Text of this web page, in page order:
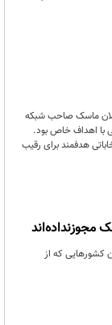
ماسک صاحب شبکه
با اهداف خاص بود.
هدفمند برای رقیب
مجوزنداده‌اند
کشور‌هایی که از